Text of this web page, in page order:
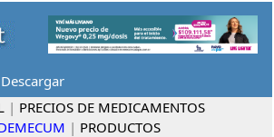
Descargar
| PRECIOS DE MEDICAMENTOS
| PRODUCTOS